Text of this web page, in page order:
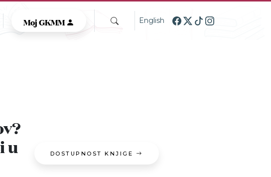
Moj GKMM English
u
DOSTUPNOST KNJIGE